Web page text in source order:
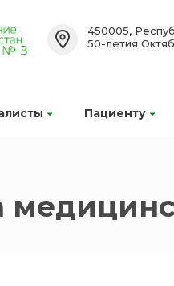
Пациенту
450005,
50-летия